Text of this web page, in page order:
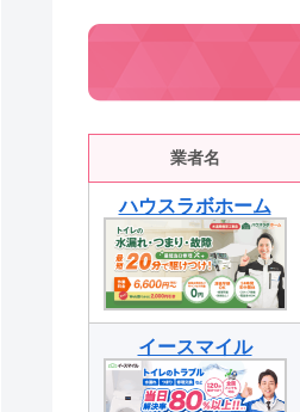
業者名
ハウスラボホーム
イースマイル